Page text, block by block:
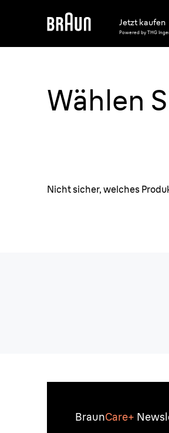
Jetzt kaufen
Powered by THG
Wählen
Nicht sicher, welches
BraunCare+